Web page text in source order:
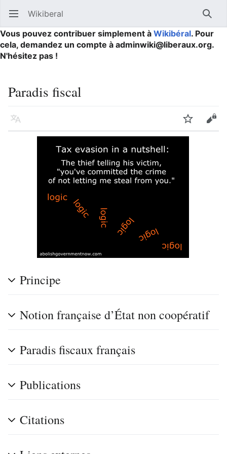
Ouvrir le menu principal Wikiberal
Vous pouvez contribuer simplement à Wikibéral. Pour
cela, demandez un compte à adminwiki@liberaux.org.
N'hésitez pas !
Paradis fiscal
Langue Suivre
Principe
Notion française d’État non coopératif
Paradis fiscaux français
Publications
Citations